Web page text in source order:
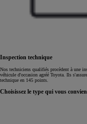
Inspection technique
Nos techniciens qualifiés procèdent à une
véhicule d'occasion agréé Toyota. Ils
technique en 145 points.
Choisissez le type qui vous